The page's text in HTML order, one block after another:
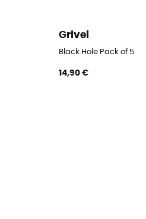
Grivel
Black Hole Pack of 5
14,90 €